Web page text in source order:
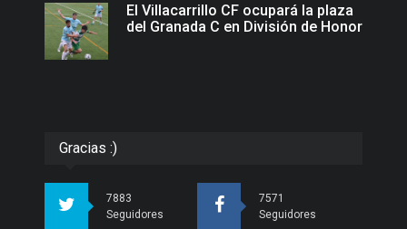
El Villacarrillo CF ocupará la plaza
del Granada C en División de Honor
Gracias :)
7883
Seguidores
7571
Seguidores